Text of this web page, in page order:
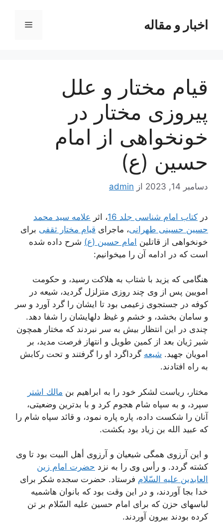
محتوااخبار و مقاله فهرست
قیام مختار و علل
پیروزی مختار در
خونخواهی از امام
حسین (ع)
دسامبر 14, 2023 از admin
در کتاب امام شناسی جلد 16 ، اثر علامه سید محمد
حسین حسینی طهرانی، ماجرای قیام مختار ثقفی برای
خونخواهی از قاتلین امام حسین (ع) شرح داده شده
است که در ادامه آن را میخوانیم:
هنگامى كه یزید با شتاب به هلاكت رسید، و حكومت
امویین پس از وى چند روزى متزلزل گردید، شیعه در
كوفه در جستجوى زعیمى بود تا ایشان را گرد آورد و سر
و سامان بخشد، و خشم و غیظ دلهایشان را شفا دهد.
چندى در این انتظار بیش به سر نبردند كه مختار همچون
شیر ژیان بعد از كمین طویل و انتهاز فرصت مدید، بر
امویان جهید. شیعه گرداگرد او را گرفتند و تحت ركابش
به راه افتادند.
مختار، ریاست لشكر خود را به ابراهیم بن مالك اشتر
سپرد، و به سپاه شام هجوم كرد و با بدترین وضعیتى،
آنان را شكست داده، پاره پاره نمود، و قائد سپاه شام را
كه عبید الله بن زیاد بود بكشت.
و این آرزوى همگى شیعیان و آرزوى أهل البیت بود تا وى
كشته گردد. و رأس وى را به نزد حضرت امام زین
العابدین علیه السّلام فرستاد. حضرت سجده شكر براى
خدا بجا آوردند، و در این وقت بود كه بانوان هاشمیه
لباسهاى حزن كه براى امام حسین علیه السّلام بر تن
كرده بودند بیرون آوردند.